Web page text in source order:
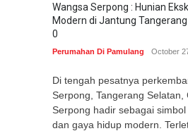
Wangsa Serpong : Hunian
Modern di Jantung
0
Perumahan Di Pamulang October
Di tengah pesatnya
Serpong, Tangerang Selatan,
Serpong hadir sebagai
dan gaya hidup modern.